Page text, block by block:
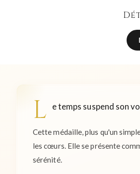
L e temps suspend son
Cette médaille, plus qu'un
les cœurs. Elle se présente
sérénité.